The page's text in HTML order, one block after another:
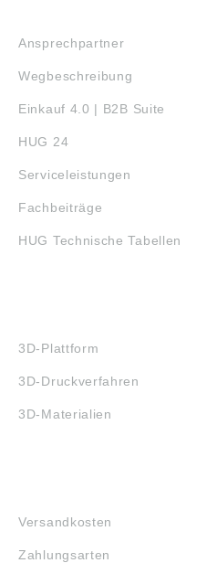
Ansprechpartner
Wegbeschreibung
Einkauf 4.0 | B2B Suite
HUG 24
Serviceleistungen
Fachbeiträge
HUG Technische Tabellen
3D-Plattform
3D-Druckverfahren
3D-Materialien
Versandkosten
Zahlungsarten